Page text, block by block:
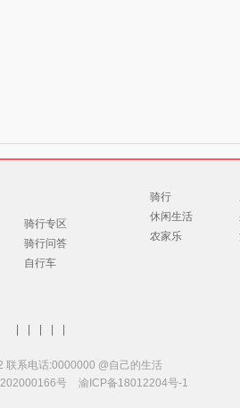
骑行专区
骑行问答
自行车
骑行
休闲生活
农家乐
联系电话:0000000 @自己的生活
号
渝ICP备18012204号-1